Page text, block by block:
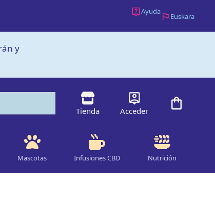
Ayuda
Euskara
y
Acceder
Tienda
Mascotas Infusiones CBD Nutrición
Indoor